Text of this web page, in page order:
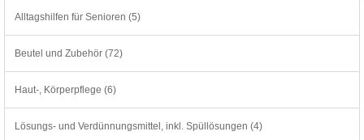
Alltagshilfen für Senioren (5)
Beutel und Zubehör (72)
Haut-, Körperpflege (6)
Lösungs- und Verdünnungsmittel, inkl. Spüllösungen (4)